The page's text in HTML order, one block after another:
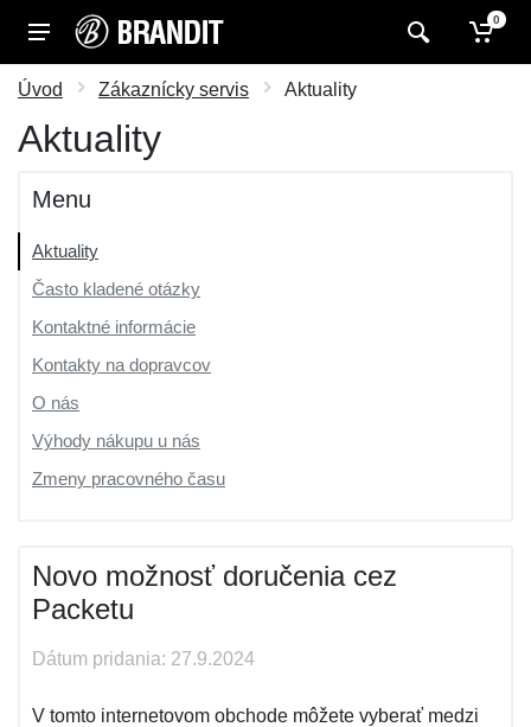
0
Úvod Zákaznícky servis Aktuality
Aktuality
Menu
Aktuality
Často kladené otázky
Kontaktné informácie
Kontakty na dopravcov
O nás
Výhody nákupu u nás
Zmeny pracovného času
Novo možnosť doručenia cez
Packetu
Dátum pridania: 27.9.2024
V tomto internetovom obchode môžete vyberať medzi